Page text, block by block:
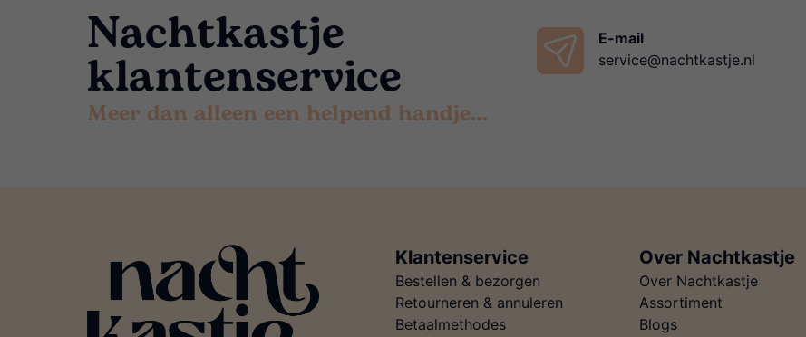
Nachtkastje
klantenservice
Meer dan alleen een helpend handje…
E-mail
service@nachtkastje.nl
Klantenservice
Bestellen & bezorgen
Retourneren & annuleren
Betaalmethodes
Over Nachtkastje
Over Nachtkastje
Assortiment
Blogs